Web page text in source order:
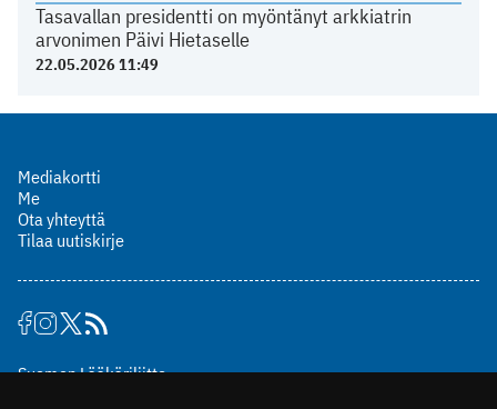
Tasavallan presidentti on myöntänyt arkkiatrin
arvonimen Päivi Hietaselle
22.05.2026 11:49
Mediakortti
Me
Ota yhteyttä
Tilaa uutiskirje
Suomen Lääkäriliitto